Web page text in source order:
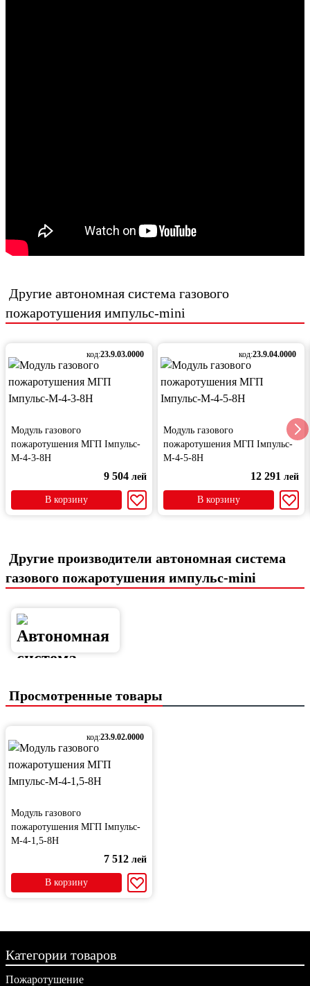
Другие автономная система газового
пожаротушения импульс-mini
код:23.9.03.0000
Модуль газового
пожаротушения МГП Імпульс-
М-4-3-8Н
9 504 лей
В корзину
код:23.9.04.0000
Модуль газового
пожаротушения МГП Імпульс-
М-4-5-8Н
12 291 лей
В корзину
Другие производители автономная система
газового пожаротушения импульс-mini
Просмотренные товары
код:23.9.02.0000
Модуль газового
пожаротушения МГП Імпульс-
М-4-1,5-8Н
7 512 лей
В корзину
Категории товаров
Пожаротушение